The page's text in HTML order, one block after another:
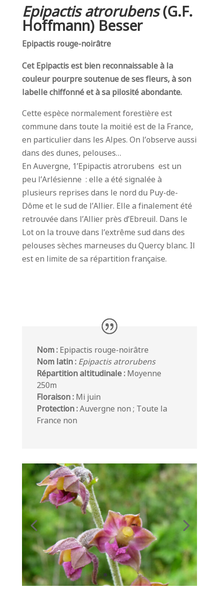
Epipactis atrorubens (G.F.
Hoffmann) Besser
Epipactis rouge-noirâtre
Cet Epipactis est bien reconnaissable à la
couleur pourpre soutenue de ses fleurs, à son
labelle chiffonné et à sa pilosité abondante.
Cette espèce normalement forestière est
commune dans toute la moitié est de la France,
en particulier dans les Alpes. On l’observe aussi
dans des dunes, pelouses…
En Auvergne, 1’Epipactis atrorubens est un
peu l’Arlésienne : elle a été signalée à
plusieurs reprises dans le nord du Puy-de-
Dôme et le sud de l’Allier. Elle a finalement été
retrouvée dans l’Allier près d’Ebreuil. Dans le
Lot on la trouve dans l’extrême sud dans des
pelouses sèches marneuses du Quercy blanc. Il
est en limite de sa répartition française.
Nom : Epipactis rouge-noirâtre
Nom latin : Epipactis atrorubens
Répartition altitudinale :Moyenne
250m
Floraison :Mi juin
Protection :Auvergne non ; Toute la
France non